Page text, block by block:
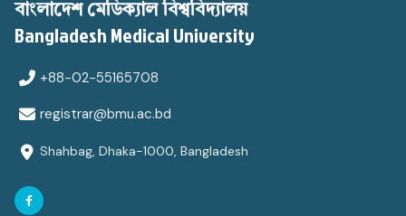
বাংলাদেশ মেডিক্যাল বিশ্ববিদ্যালয়
Bangladesh Medical University
+88-02-55165708
registrar@bmu.ac.bd
Shahbag, Dhaka-1000, Bangladesh